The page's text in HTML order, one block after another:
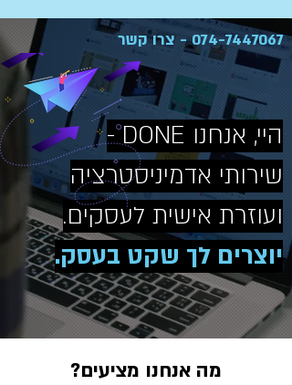
074-7447067- צרו קשר
היי, אנחנו DONE -
שירותי אדמיניסטרציה
ועוזרת אישית לעסקים.
יוצרים לך שקט בעסק.
מה אנחנו מציעים?